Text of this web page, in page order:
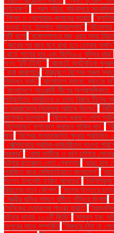
পর্যবেক্ষণ" "প্রেস সচিব: সচিবালয়ে
"ফিফা ও খেলোয়াড়-ক্লাবের সংঘাত
দেওয়া হবে: হাসনাত আবদুল্লাহ"
সৃষ্টি হলো "বঙ্গোপসাগরে মাছ ধরার সময়
"বছরের পর বছর মনে রাখা হবে তোমার
বোর্ডে পাসের হার এবং জিপিএ-৫ বৃদ্ধির খবর"
পণ্য ‘টুটি টুইস্ট’" "বাজেটে অর্থনৈতিক
"বাবা কারাগারে "বায়ুদূষণে বিশ্বের পঞ্চম
নিবন্ধন সনদ" "বাংলাদেশ ব্যাংক:
"বাংলাদেশে আওয়ামী লীগের
পাঠ্যবইতে মানচিত্র ও তথ্য বিষয়ে চীনের
গণবরখাস্তের নির্দেশনা আটকে দিলেন"
মাস্কের উদ্যোগ" "বিদেশ ভ্রমণে দেশি
'বিস্ফোরণ' উপভোগ করছেন শাকিব খান"
বাধা "বিশ্বের সংঘাতজনিত ক্ষুধায় প্রতিদিন
"বেক্সিমকোর শ্রমিক-কর্মচারীদের পাওনা
সরকার" "বোমা ফাটিয়ে ও গুলি চালিয়ে
ঘটনায় ছাত্রদল নেতা গ্রেপ্তার "ভাঙা হাড়
পরাজিত করে সেমিফাইনালে বাংলাদেশ"
দিলেন উপদেষ্টা ফরিদা আখতার"
রিয়ালের নতুন কৌশল" "মতলব উত্তরে
"মন্ত্রীর বাড়ির সামনে বৃষ্টিতে দাঁড়িয়ে ছিলাম
সৈনিকের দেহাবশেষ পাওয়া যায়নি"
ঘটনায় থানায় ২০০টি জিডি" "মামুনুল হক:
অপরের সাথে সম্পর্কিত "মিরপুরে চাঁদা না